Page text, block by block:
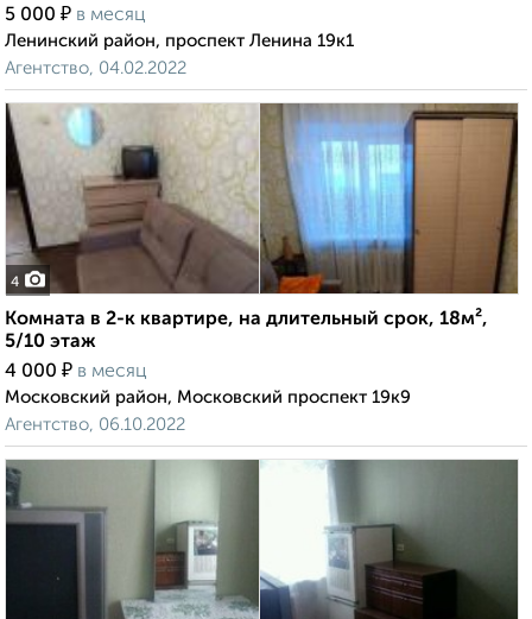
5 000 ₽ в месяц
Ленинский район, проспект Ленина 19к1
Агентство, 04.02.2022
4
Комната в 2-к квартире, на длительный срок, 18м²,
5/10 этаж
4 000 ₽ в месяц
Московский район, Московский проспект 19к9
Агентство, 06.10.2022